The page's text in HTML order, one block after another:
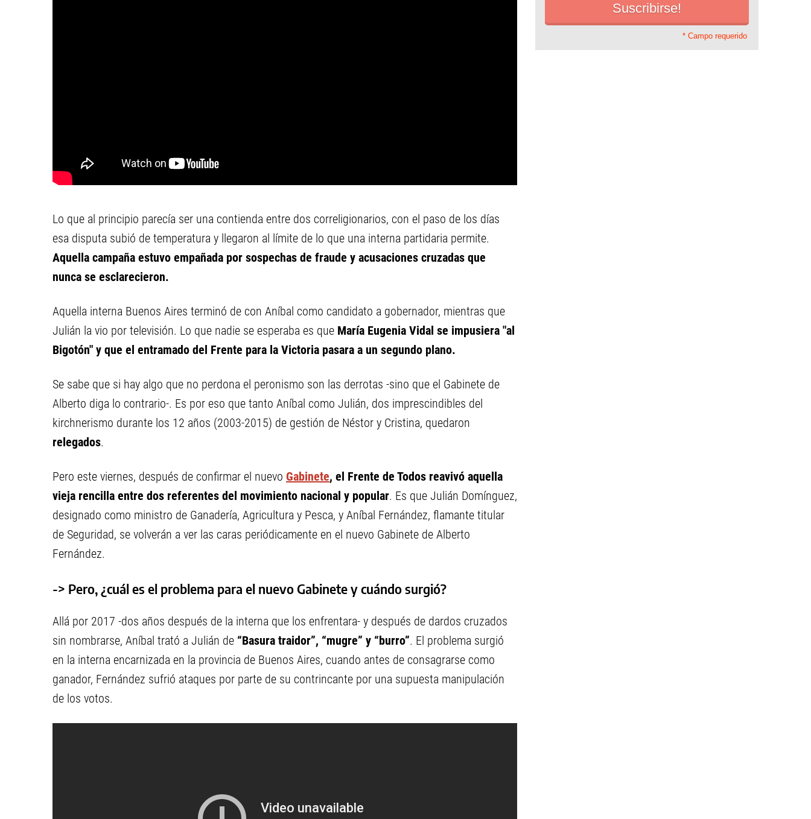
Lo que al principio parecía ser una contienda entre dos correligionarios, con el paso de los días
esa disputa subió de temperatura y llegaron al límite de lo que una interna partidaria permite.
Aquella campaña estuvo empañada por sospechas de fraude y acusaciones cruzadas que
nunca se esclarecieron.
Aquella interna Buenos Aires terminó de con Aníbal como candidato a gobernador, mientras que
Julián la vio por televisión. Lo que nadie se esperaba es que María Eugenia Vidal se impusiera "al
Bigotón" y que el entramado del Frente para la Victoria pasara a un segundo plano.
Se sabe que si hay algo que no perdona el peronismo son las derrotas -sino que el Gabinete de
Alberto diga lo contrario-. Es por eso que tanto Aníbal como Julián, dos imprescindibles del
kirchnerismo durante los 12 años (2003-2015) de gestión de Néstor y Cristina, quedaron
relegados.
Pero este viernes, después de confirmar el nuevo Gabinete, el Frente de Todos reavivó aquella
vieja rencilla entre dos referentes del movimiento nacional y popular. Es que Julián Domínguez,
designado como ministro de Ganadería, Agricultura y Pesca, y Aníbal Fernández, flamante titular
de Seguridad, se volverán a ver las caras periódicamente en el nuevo Gabinete de Alberto
Fernández.
-> Pero, ¿cuál es el problema para el nuevo Gabinete y cuándo surgió?
Allá por 2017 -dos años después de la interna que los enfrentara- y después de dardos cruzados
sin nombrarse, Aníbal trató a Julián de “Basura traidor”, “mugre” y “burro”. El problema surgió
en la interna encarnizada en la provincia de Buenos Aires, cuando antes de consagrarse como
ganador, Fernández sufrió ataques por parte de su contrincante por una supuesta manipulación
de los votos.
* Campo requerido